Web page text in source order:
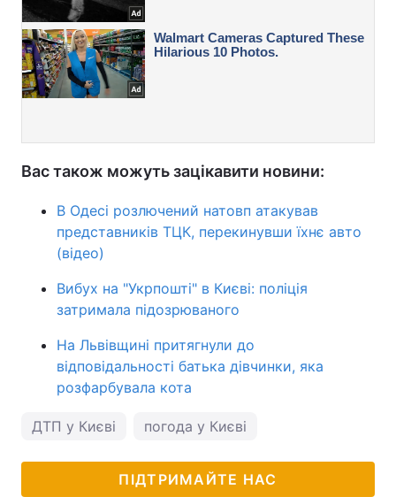
Вас також можуть зацікавити новини:
В Одесі розлючений натовп атакував
представників ТЦК, перекинувши їхнє авто
(відео)
Вибух на "Укрпошті" в Києві: поліція
затримала підозрюваного
На Львівщині притягнули до
відповідальності батька дівчинки, яка
розфарбувала кота
ДТП у Києві погода у Києві
ПІДТРИМАЙТЕ НАС